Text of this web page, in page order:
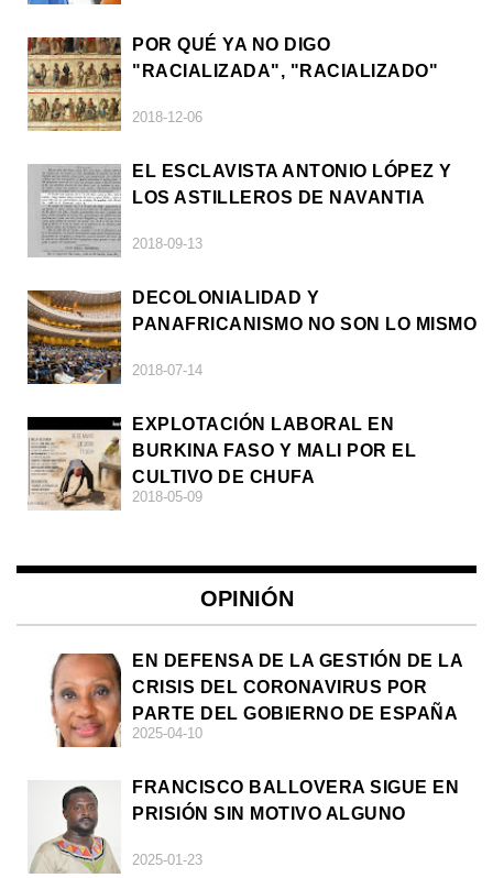
POR QUÉ YA NO DIGO
"RACIALIZADA", "RACIALIZADO"
2018-12-06
EL ESCLAVISTA ANTONIO LÓPEZ Y
LOS ASTILLEROS DE NAVANTIA
2018-09-13
DECOLONIALIDAD Y
PANAFRICANISMO NO SON LO MISMO
2018-07-14
EXPLOTACIÓN LABORAL EN
BURKINA FASO Y MALI POR EL
CULTIVO DE CHUFA
2018-05-09
OPINIÓN
EN DEFENSA DE LA GESTIÓN DE LA
CRISIS DEL CORONAVIRUS POR
PARTE DEL GOBIERNO DE ESPAÑA
2025-04-10
FRANCISCO BALLOVERA SIGUE EN
PRISIÓN SIN MOTIVO ALGUNO
2025-01-23